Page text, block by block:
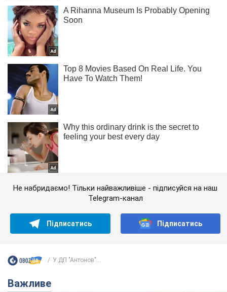
Не набридаємо! Тільки найважливіше - підписуйся на наш
Telegram-канал
Підписатись Підписатись
У ДП "Антонов"...
Важливе